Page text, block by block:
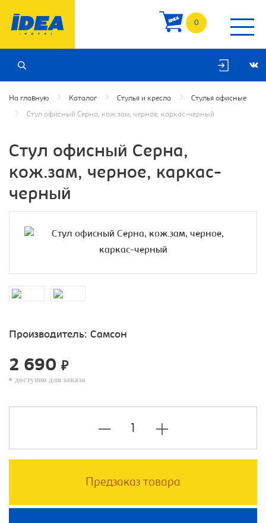
0
На главную Каталог Стулья и кресла Стулья офисные
Стул офисный Серна, кож.зам, черное, каркас-черный
Стул офисный Серна,
кож.зам, черное, каркас-
черный
Производитель: Самсон
2 690 ₽
доступно для заказа
Предзаказ товара